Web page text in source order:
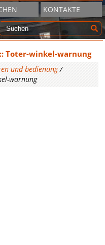
KONTAKTE
Toter-winkel-warnung
und bedienung/
warnung